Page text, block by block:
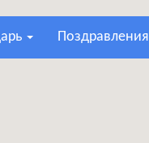
поздравления